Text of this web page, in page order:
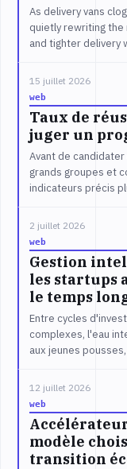
As delivery vans
quietly rewriting
and tighter delivery
15 juillet 2026
web
Taux de
juger un
Avant de
grands groupes et
indicateurs précis
2 juillet 2026
web
Gestion
les startups
le temps
Entre cycles
complexes, l'eau
aux jeunes
12 juillet 2026
web
modèle
transition